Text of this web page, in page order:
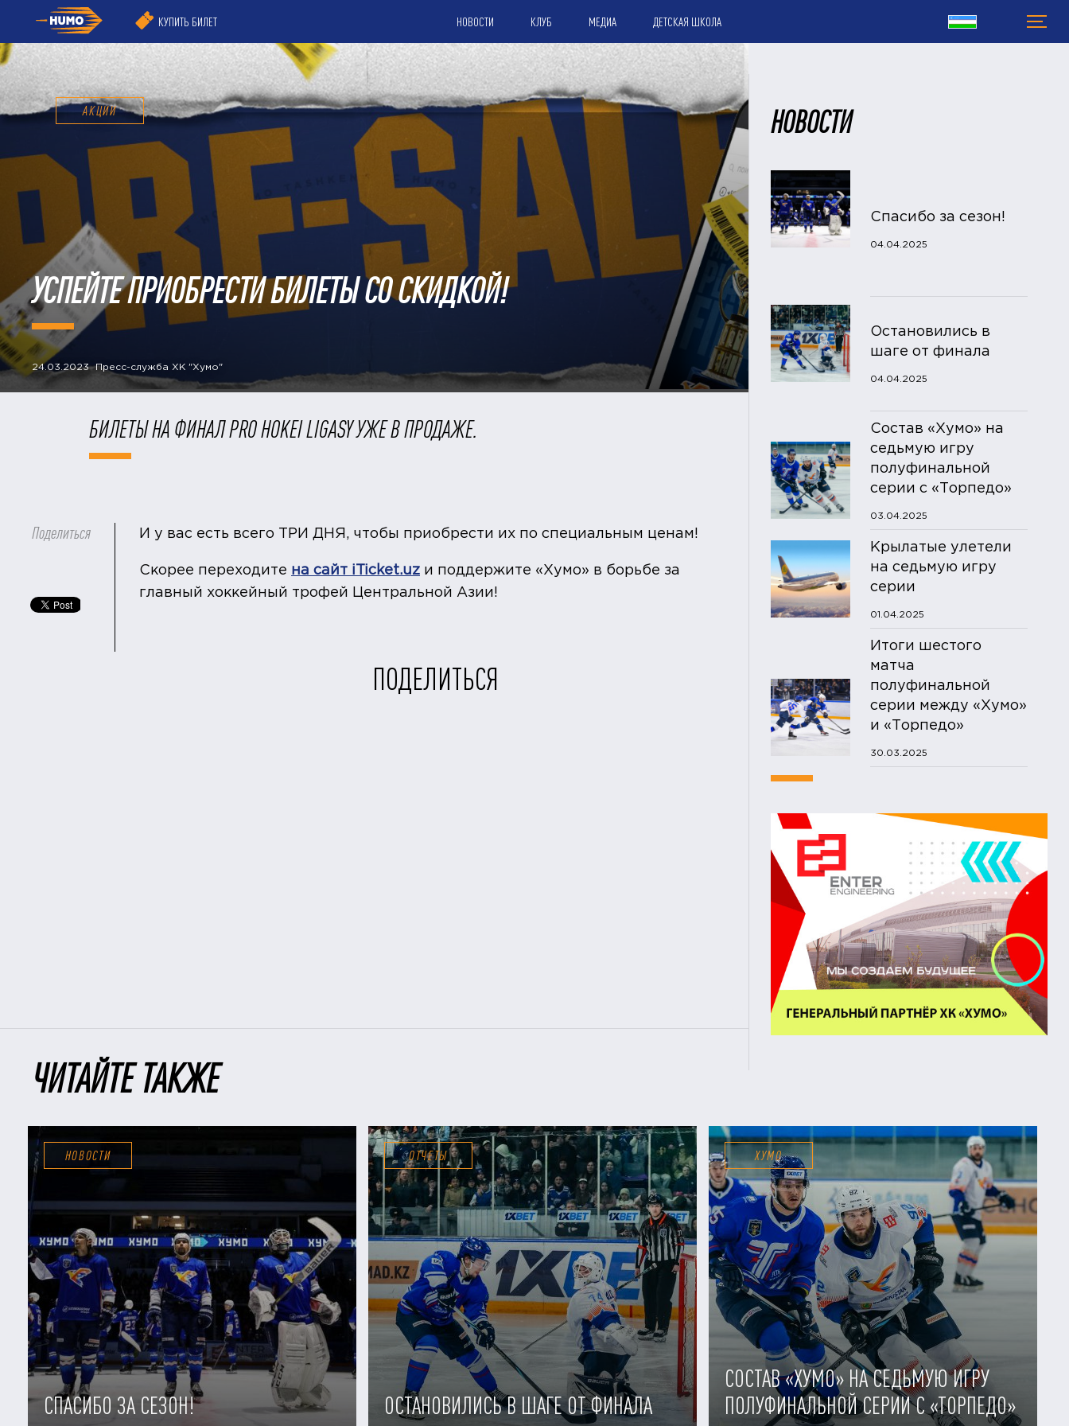
КУПИТЬ БИЛЕТ НОВОСТИ КЛУБ МЕДИА ДЕТСКАЯ ШКОЛА
АКЦИИ
УСПЕЙТЕ ПРИОБРЕСТИ БИЛЕТЫ СО СКИДКОЙ!
24.03.2023 Пресс-служба ХК "Хумо"
БИЛЕТЫ НА ФИНАЛ PRO HOKEI LIGASY УЖЕ В ПРОДАЖЕ.
Поделиться И у вас есть всего ТРИ ДНЯ, чтобы приобрести их по специальным ценам!
Скорее переходите на сайт iTicket.uz и поддержите «Хумо» в борьбе за
главный хоккейный трофей Центральной Азии!
ПОДЕЛИТЬСЯ
НОВОСТИ
Спасибо за сезон!
04.04.2025
Остановились в
шаге от финала
04.04.2025
Состав «Хумо» на
седьмую игру
полуфинальной
серии с «Торпедо»
03.04.2025
Крылатые улетели
на седьмую игру
серии
01.04.2025
Итоги шестого
матча
полуфинальной
серии между «Хумо»
и «Торпедо»
30.03.2025
ЧИТАЙТЕ ТАКЖЕ
НОВОСТИ
СПАСИБО ЗА СЕЗОН!
ОТЧЕТЫ
ОСТАНОВИЛИСЬ В ШАГЕ ОТ ФИНАЛА
ХУМО
СОСТАВ «ХУМО» НА СЕДЬМУЮ ИГРУ
ПОЛУФИНАЛЬНОЙ СЕРИИ С «ТОРПЕДО»